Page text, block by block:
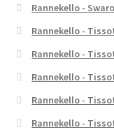
Rannekello -
Rannekello -
Rannekello -
Rannekello -
Rannekello -
Rannekello -